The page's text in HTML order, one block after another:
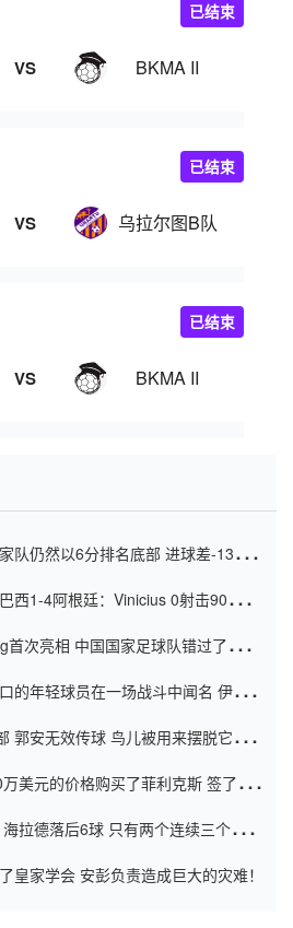
VS BKMA II
已结束
VS 乌拉尔图B队
已结束
VS BKMA II
已结束
队仍然以6分排名底部 进球差-13令人
西1-4阿根廷：Vinicius 0射击90分钟
次亮相 中国国家足球队错过了世界
的年轻球员在一场战斗中闻名 伊万放
郭安无效传球 鸟儿被用来摆脱它
美元的价格购买了菲利克斯 签了7年
拉德落后6球 只有两个连续三个连续
皇家学会 安彭负责造成巨大的灾难！